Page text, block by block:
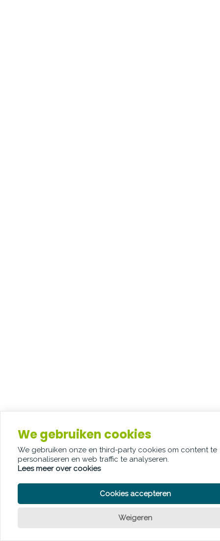
We gebruiken cookies
We gebruiken onze en third-party cookies om content te
personaliseren en web traffic te analyseren.
Lees meer over cookies
Cookies accepteren
Weigeren